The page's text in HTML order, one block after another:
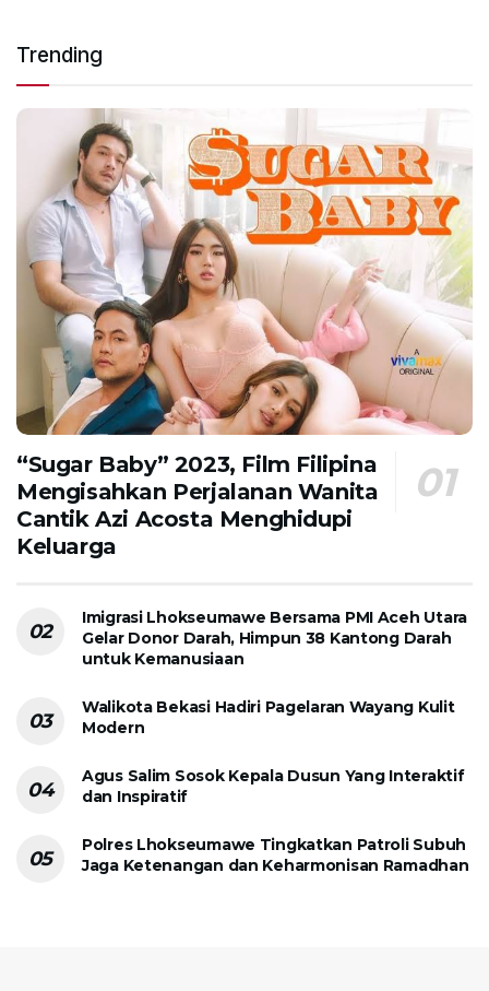
Trending
“Sugar Baby” 2023, Film Filipina
Mengisahkan Perjalanan Wanita
Cantik Azi Acosta Menghidupi
Keluarga
Imigrasi Lhokseumawe Bersama PMI Aceh Utara
Gelar Donor Darah, Himpun 38 Kantong Darah
untuk Kemanusiaan
Walikota Bekasi Hadiri Pagelaran Wayang Kulit
Modern
Agus Salim Sosok Kepala Dusun Yang Interaktif
dan Inspiratif
Polres Lhokseumawe Tingkatkan Patroli Subuh
Jaga Ketenangan dan Keharmonisan Ramadhan